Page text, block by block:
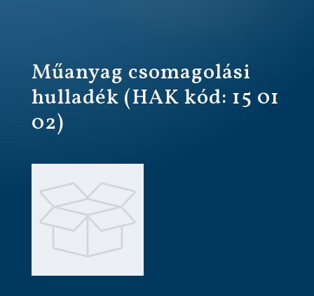
Műanyag csomagolási
hulladék (HAK kód: 15 01
02)